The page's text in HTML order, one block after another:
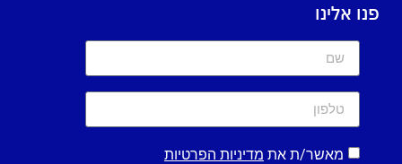
פנו אלינו
מאשר/ת את מדיניות הפרטיות